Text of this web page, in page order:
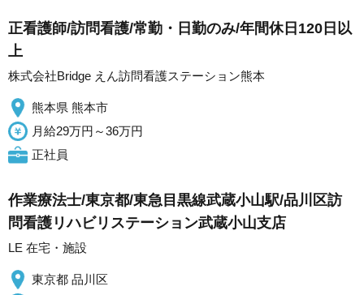
正看護師/訪問看護/常勤・日勤のみ/年間休日120日以
上
株式会社Bridge えん訪問看護ステーション熊本
熊本県 熊本市
月給29万円～36万円
正社員
作業療法士/東京都/東急目黒線武蔵小山駅/品川区訪
問看護リハビリステーション武蔵小山支店
LE 在宅・施設
東京都 品川区